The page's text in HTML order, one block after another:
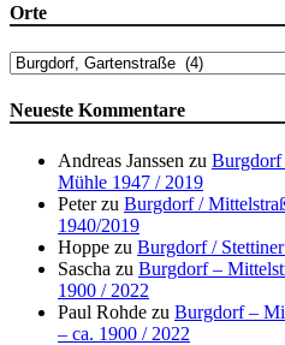
Orte
Orte
Neueste Kommentare
Andreas Janssen zu Burgdorf
Mühle 1947 / 2019
Peterzu Burgdorf /
1940/2019
Hoppe zu Burgdorf /
Sascha zu Burgdorf –
1900 / 2022
Paul Rohde zu Burgdorf –
– ca. 1900 / 2022